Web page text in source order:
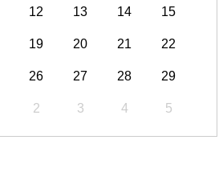
12 13 14 15
19 20 21 22
26 27 28 29
2 3 4 5